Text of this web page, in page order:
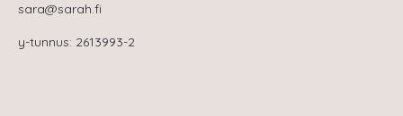
sara@sarah.fi
y-tunnus: 2613993-2